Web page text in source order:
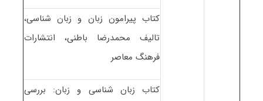
کتاب پیرامون زبان و زبان شناسی،
تالیف محمدرضا باطنی، انتشارات
فرهنگ معاصر
کتاب زبان شناسی و زبان: بررسی